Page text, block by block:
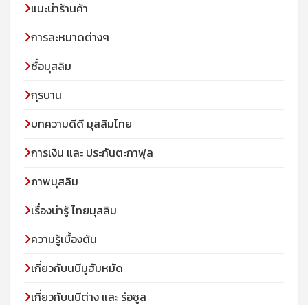
แนะนำร้านค้า
การละหมาดต่างๆ
ชื่อมุสลิม
กุรบาน
บทความดีดี มุสลิมไทย
การเงิน และ ประกันตะกาฟุล
ภาพมุสลิม
เรื่องน่ารู้ ไทยมุสลิม
ความรู้เบื้องต้น
เกี่ยวกับนบีมูฮัมหมัด
เกี่ยวกับนบีต่าง และ ร่อซูล